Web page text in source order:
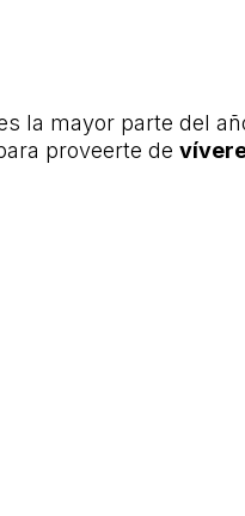
la mayor parte del
proveerte de